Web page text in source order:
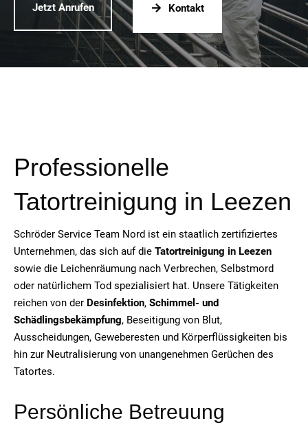
Jetzt Anrufen Kontakt
Professionelle
Tatortreinigung in Leezen
Schröder Service Team Nord ist ein staatlich zertifiziertes
Unternehmen, das sich auf die Tatortreinigung in Leezen
sowie die Leichenräumung nach Verbrechen, Selbstmord
oder natürlichem Tod spezialisiert hat. Unsere Tätigkeiten
reichen von der Desinfektion, Schimmel- und
Schädlingsbekämpfung, Beseitigung von Blut,
Ausscheidungen, Geweberesten und Körperflüssigkeiten bis
hin zur Neutralisierung von unangenehmen Gerüchen des
Tatortes.
Persönliche Betreuung